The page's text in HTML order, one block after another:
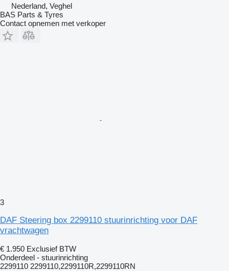
Nederland, Veghel
BAS Parts & Tyres
Contact opnemen met verkoper
3
DAF Steering box 2299110 stuurinrichting voor DAF
vrachtwagen
€ 1.950 Exclusief BTW
Onderdeel - stuurinrichting
2299110 2299110,2299110R,2299110RN